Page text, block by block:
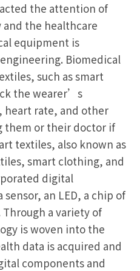
the attention of
the healthcare
equipment is
Biomedical
such as smart
the wearer’s
rate, and other
them or their doctor if
textiles, also known as
smart clothing, and
digital
an LED, a chip of
a variety of
is woven into the
data is acquired and
components and